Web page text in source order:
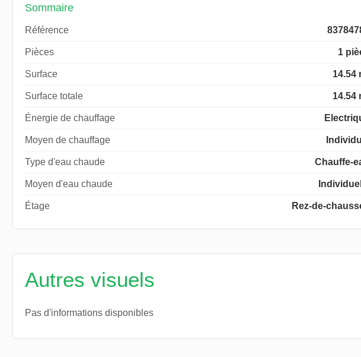
Sommaire
Référence
Pièces 1
Surface 14.54
Surface totale 14.54
Énergie de chauffage
Moyen de chauffage
Type d'eau chaude Chauffe-
Moyen d'eau chaude
Étage Rez-de-
Autres visuels
Pas d'informations disponibles